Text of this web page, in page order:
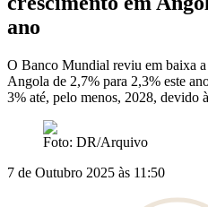
ano
O Banco Mundial reviu em baixa
Angola de 2,7% para 2,3% este
3% até, pelo menos, 2028, devido
Foto: DR/Arquivo
7 de Outubro 2025 às 11:50